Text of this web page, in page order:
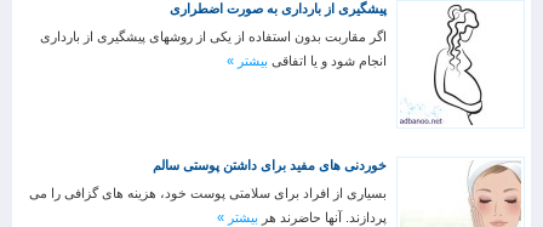
پیشگیری از بارداری به صورت اضطراری
اگر مقاربت بدون استفاده از یکی از روشهای پیشگیری از بارداری
انجام شود و یا اتفاقی بیشتر »
خوردنی های مفید برای داشتن پوستی سالم
بسیاری از افراد برای سلامتی پوست خود، هزینه های گزافی را می
پردازند. آنها حاضرند هر بیشتر »